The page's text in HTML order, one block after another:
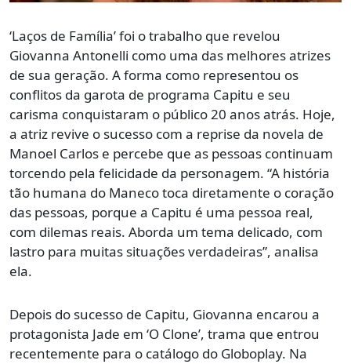
‘Laços de Família’ foi o trabalho que revelou
Giovanna Antonelli como uma das melhores atrizes
de sua geração. A forma como representou os
conflitos da garota de programa Capitu e seu
carisma conquistaram o público 20 anos atrás. Hoje,
a atriz revive o sucesso com a reprise da novela de
Manoel Carlos e percebe que as pessoas continuam
torcendo pela felicidade da personagem. “A história
tão humana do Maneco toca diretamente o coração
das pessoas, porque a Capitu é uma pessoa real,
com dilemas reais. Aborda um tema delicado, com
lastro para muitas situações verdadeiras”, analisa
ela.
Depois do sucesso de Capitu, Giovanna encarou a
protagonista Jade em ‘O Clone’, trama que entrou
recentemente para o catálogo do Globoplay. Na